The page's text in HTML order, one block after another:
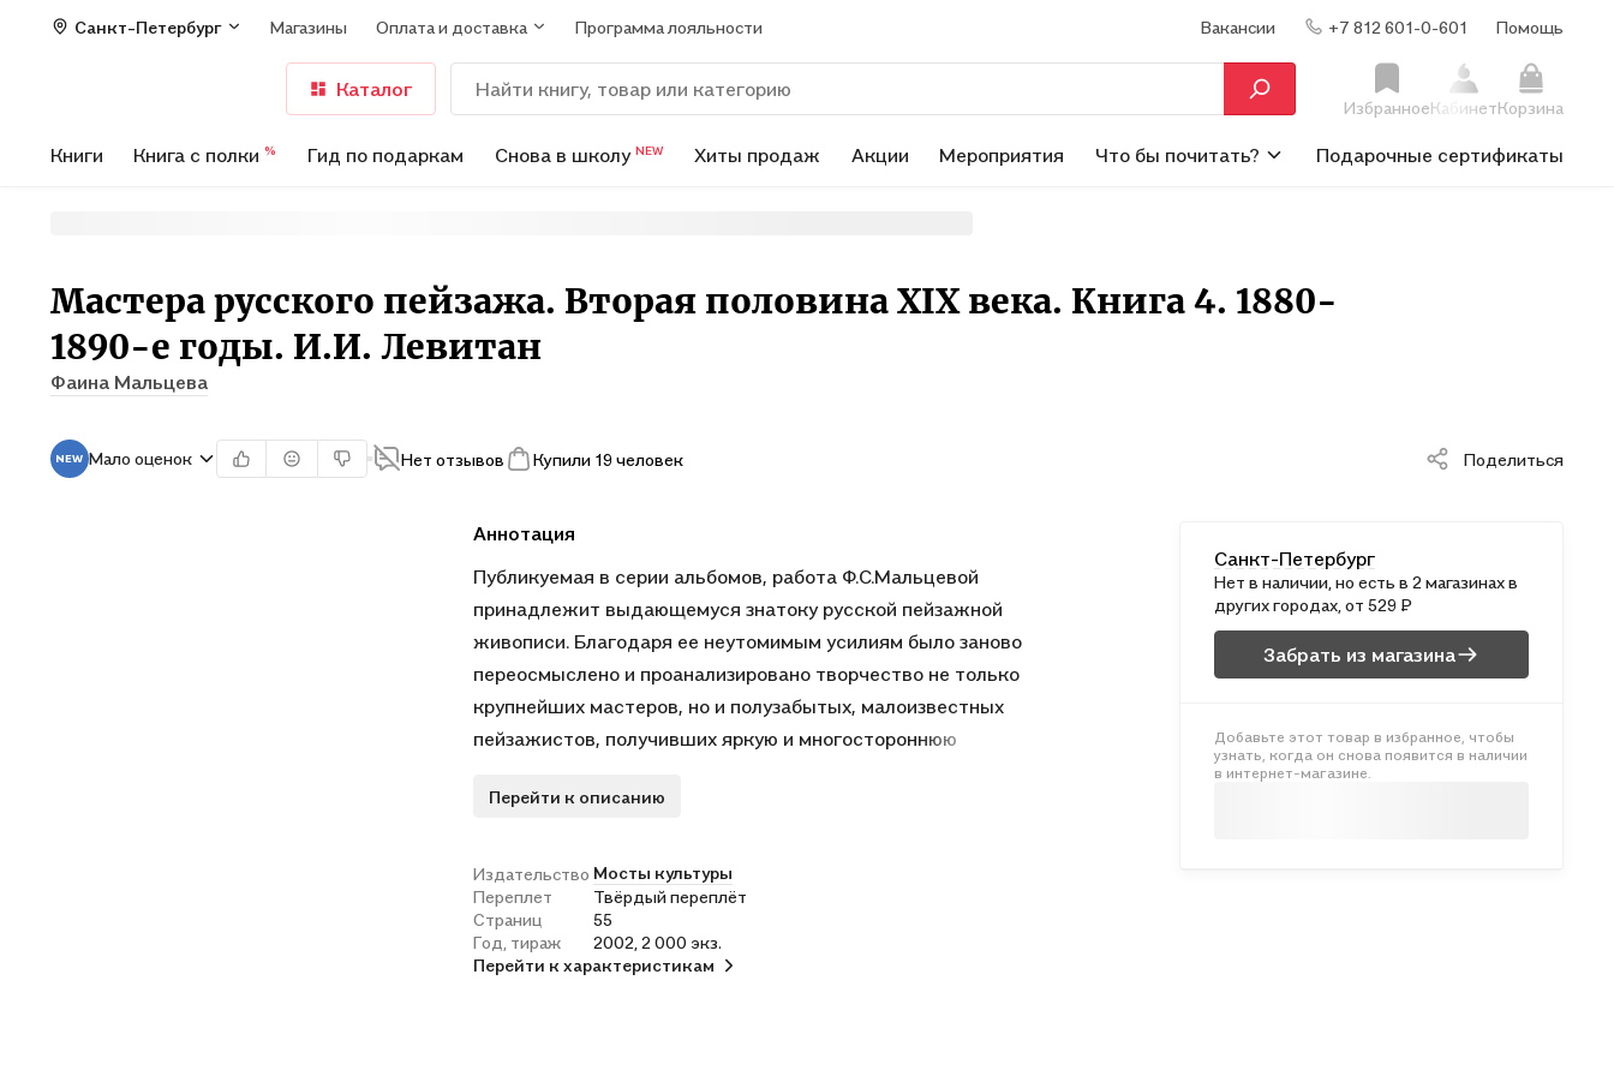
Санкт-Петербург Магазины Оплата и доставка Программа лояльности Вакансии +7 812 601-0-601 Помощь
Каталог
ИзбранноеКабинетКорзина
Книги Книга с полки % Гид по подаркам Снова в школу NEW Хиты продаж Акции Мероприятия Что бы почитать? Подарочные сертификаты
Мастера русского пейзажа. Вторая половина XIX века. Книга 4. 1880-
1890-е годы. И.И. Левитан
Фаина Мальцева
Мало оценок Нет отзывов Купили 19 человек Поделиться
Аннотация
Публикуемая в серии альбомов, работа Ф.С.Мальцевой
принадлежит выдающемуся знатоку русской пейзажной
живописи. Благодаря ее неутомимым усилиям было заново
переосмыслено и проанализировано творчество не только
крупнейших мастеров, но и полузабытых, малоизвестных
пейзажистов, получивших яркую и многостороннюю
фактического материала, собранного в архивах и музеях
завершает публикацию уникального труда Ф. С. Мальцевой
`Мастера русского пейзажа. Вторая половина XIX века`.
Перейти к описанию
Издательство Мосты культуры
Переплет
Твёрдый переплёт
Страниц
55
Год, тираж
2002, 2 000 экз.
Перейти к характеристикам
Санкт-Петербург
Нет в наличии, но есть в 2 магазинах в
других городах, от 529 ₽
Забрать из магазина
Добавьте этот товар в избранное, чтобы
узнать, когда он снова появится в наличии
в интернет-магазине.